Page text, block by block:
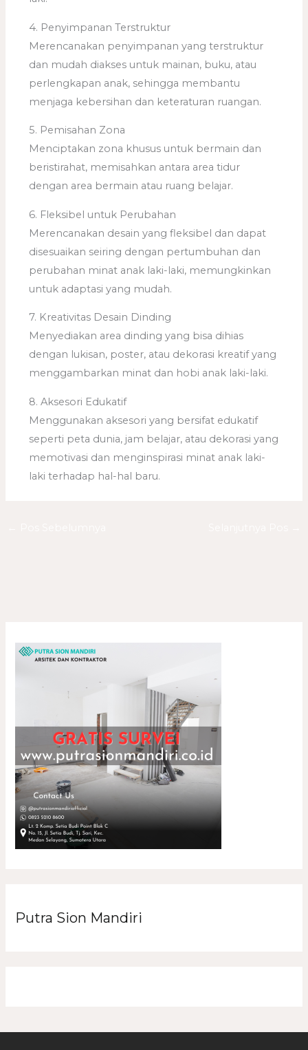
4. Penyimpanan Terstruktur
Merencanakan penyimpanan yang terstruktur
dan mudah diakses untuk mainan, buku, atau
perlengkapan anak, sehingga membantu
menjaga kebersihan dan keteraturan ruangan.
5. Pemisahan Zona
Menciptakan zona khusus untuk bermain dan
beristirahat, memisahkan antara area tidur
dengan area bermain atau ruang belajar.
6. Fleksibel untuk Perubahan
Merencanakan desain yang fleksibel dan dapat
disesuaikan seiring dengan pertumbuhan dan
perubahan minat anak laki-laki, memungkinkan
untuk adaptasi yang mudah.
7. Kreativitas Desain Dinding
Menyediakan area dinding yang bisa dihias
dengan lukisan, poster, atau dekorasi kreatif yang
menggambarkan minat dan hobi anak laki-laki.
8. Aksesori Edukatif
Menggunakan aksesori yang bersifat edukatif
seperti peta dunia, jam belajar, atau dekorasi yang
memotivasi dan menginspirasi minat anak laki-
laki terhadap hal-hal baru.
Putra Sion Mandiri